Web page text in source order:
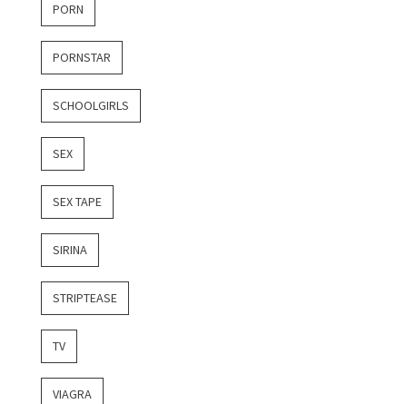
PORN
PORNSTAR
SCHOOLGIRLS
SEX
SEX TAPE
SIRINA
STRIPTEASE
TV
VIAGRA